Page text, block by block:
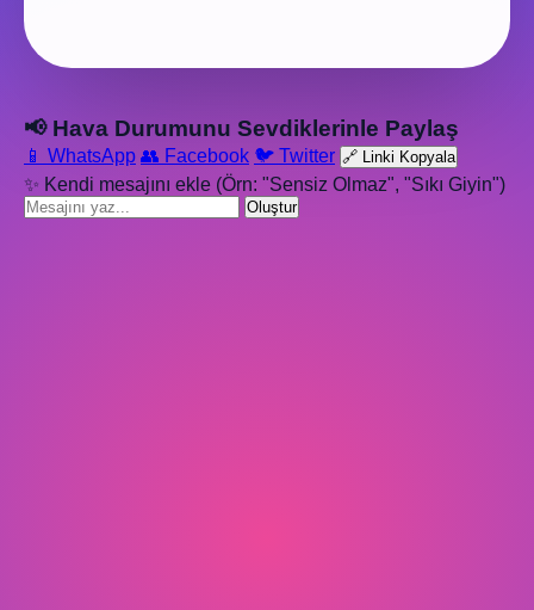
📢 Hava Durumunu Sevdiklerinle Paylaş
📱 WhatsApp 👥 Facebook 🐦 Twitter 🔗 Linki Kopyala
✨ Kendi mesajını ekle (Örn: "Sensiz Olmaz", "Sıkı Giyin")
Oluştur